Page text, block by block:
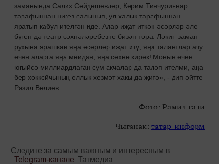
заманында Салих Сәйдәшевләр, Кәрим Тинчуриннар
тарафыннан нигез салынып, ул халык тарафыннан
яратып кабул ителгән иде. Алар иҗат иткән әсәрләр әле
бүген дә театр сәхнәләребезне бизәп тора. Ләкин заман
рухына ярашкан яңа әсәрләр иҗат итү, яңа талантлар ачу
өчен аларга яңа мәйдан, яңа сәхнә кирәк! Моның өчен
югыйсә миллиардлаган сум акчалар да таләп ителми, аңа
бер хоккейчының еллык хезмәт хакы да җитә», - дип әйтте
Разил Вәлиев.
Фото: Рамил гали
Чыганак: татар-информ
Следите за самым важным и интересным в
Telegram-канале Татмедиа